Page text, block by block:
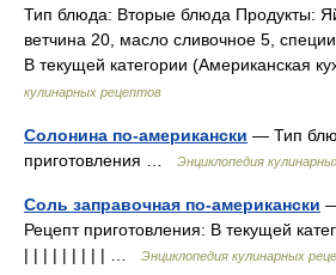
Тип блюда: Вторые блюда Продукты:
ветчина 20, масло сливочное 5,
В текущей категории (Американская
кулинарных рецептов
Солонина по-американски — Тип
приготовления …
Энциклопедия
Соль заправочная по-американски
Рецепт приготовления: В текущей
| | | | | | | | | …
Энциклопедия кулинарных